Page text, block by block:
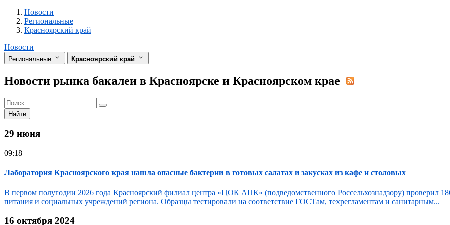
Разделы
Новости
Региональные
Красноярский край
Новости
Региональные Красноярский край
Новости рынка бакалеи в Красноярске и Красноярском крае
Найти
29 июня
09:18
Лаборатория Красноярского края нашла опасные бактерии в готовых салатах и закусках из кафе и столовых
В первом полугодии 2026 года Красноярский филиал центра «ЦОК АПК» (подведомственного Россельхознадзору) проверил
питания и социальных учреждений региона. Образцы тестировали на соответствие ГОСТам, техрегламентам и санитарным...
16 октября 2024